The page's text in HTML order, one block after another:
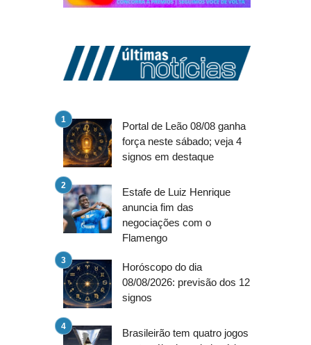
Portal de Leão 08/08 ganha
força neste sábado; veja 4
signos em destaque
Estafe de Luiz Henrique
anuncia fim das
negociações com o
Flamengo
Horóscopo do dia
08/08/2026: previsão dos 12
signos
Brasileirão tem quatro jogos